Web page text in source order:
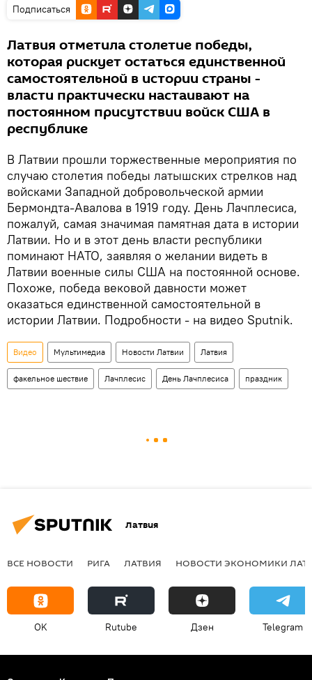
Подписаться
Латвия отметила столетие победы,
которая рискует остаться единственной
самостоятельной в истории страны -
власти практически настаивают на
постоянном присутствии войск США в
республике
В Латвии прошли торжественные мероприятия по
случаю столетия победы латышских стрелков над
войсками Западной добровольческой армии
Бермондта-Авалова в 1919 году. День Лачплесиса,
пожалуй, самая значимая памятная дата в истории
Латвии. Но и в этот день власти республики
поминают НАТО, заявляя о желании видеть в
Латвии военные силы США на постоянной основе.
Похоже, победа вековой давности может
оказаться единственной самостоятельной в
истории Латвии. Подробности - на видео Sputnik.
Видео Мультимедиа Новости Латвии Латвия
факельное шествие Лачплесис День Лачплесиса праздник
Латвия
ВСЕ НОВОСТИ РИГА ЛАТВИЯ НОВОСТИ ЭКОНОМИКИ
OK Rutube Дзен Telegram